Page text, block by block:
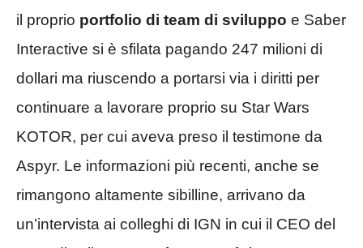
il proprio portfolio di team di sviluppo e Saber
Interactive si è sfilata pagando 247 milioni di
dollari ma riuscendo a portarsi via i diritti per
continuare a lavorare proprio su Star Wars
KOTOR, per cui aveva preso il testimone da
Aspyr. Le informazioni più recenti, anche se
rimangono altamente sibilline, arrivano da
un’intervista ai colleghi di IGN in cui il CEO del